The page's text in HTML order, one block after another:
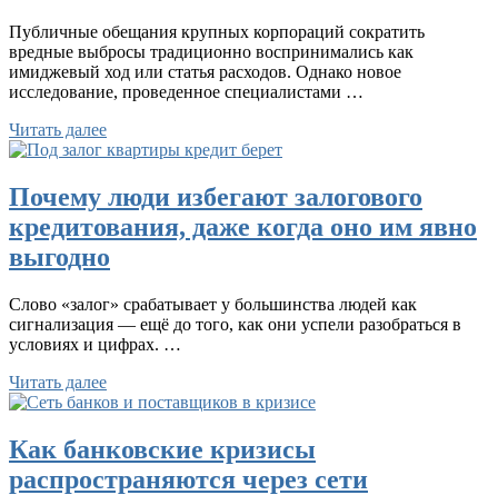
Публичные обещания крупных корпораций сократить
вредные выбросы традиционно воспринимались как
имиджевый ход или статья расходов. Однако новое
исследование, проведенное специалистами …
Читать далее
Почему люди избегают залогового
кредитования, даже когда оно им явно
выгодно
Слово «залог» срабатывает у большинства людей как
сигнализация — ещё до того, как они успели разобраться в
условиях и цифрах. …
Читать далее
Как банковские кризисы
распространяются через сети